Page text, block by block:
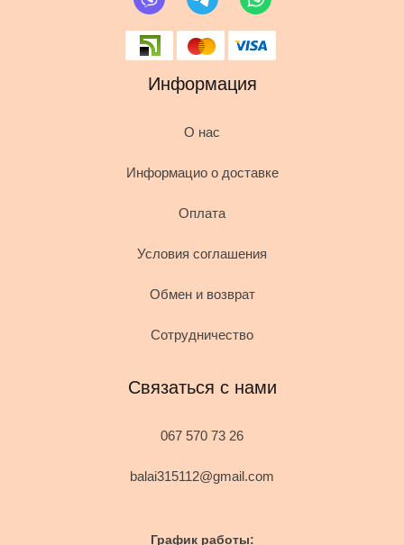
Информация
О нас
Информацио о доставке
Оплата
Условия соглашения
Обмен и возврат
Сотрудничество
Связаться с нами
067 570 73 26
balai315112@gmail.com
График работы: